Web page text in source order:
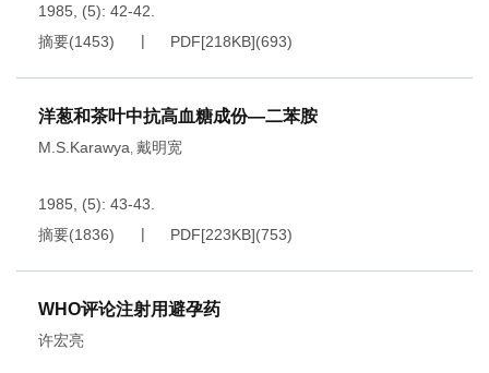
1985, (5): 42-42.
摘要(1453) PDF[218KB](693)
洋葱和茶叶中抗高血糖成份—二苯胺
M.S.Karawya, 戴明宽
1985, (5): 43-43.
摘要(1836) PDF[223KB](753)
WHO评论注射用避孕药
许宏亮